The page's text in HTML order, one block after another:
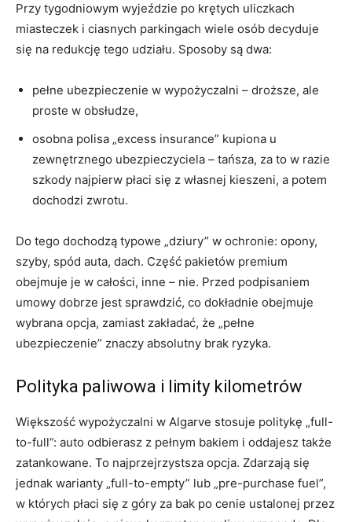
Przy tygodniowym wyjeździe po krętych uliczkach
miasteczek i ciasnych parkingach wiele osób decyduje
się na redukcję tego udziału. Sposoby są dwa:
pełne ubezpieczenie w wypożyczalni – droższe, ale
proste w obsłudze,
osobna polisa „excess insurance” kupiona u
zewnętrznego ubezpieczyciela – tańsza, za to w razie
szkody najpierw płaci się z własnej kieszeni, a potem
dochodzi zwrotu.
Do tego dochodzą typowe „dziury” w ochronie: opony,
szyby, spód auta, dach. Część pakietów premium
obejmuje je w całości, inne – nie. Przed podpisaniem
umowy dobrze jest sprawdzić, co dokładnie obejmuje
wybrana opcja, zamiast zakładać, że „pełne
ubezpieczenie” znaczy absolutny brak ryzyka.
Polityka paliwowa i limity kilometrów
Większość wypożyczalni w Algarve stosuje politykę „full-
to-full”: auto odbierasz z pełnym bakiem i oddajesz także
zatankowane. To najprzejrzystsza opcja. Zdarzają się
jednak warianty „full-to-empty” lub „pre-purchase fuel”,
w których płaci się z góry za bak po cenie ustalonej przez